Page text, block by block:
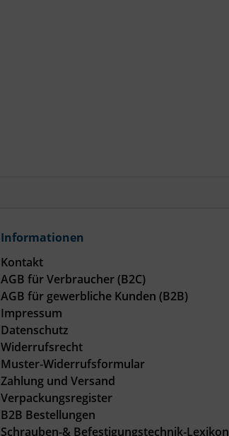
Informationen
Kontakt
AGB für Verbraucher (B2C)
AGB für gewerbliche Kunden (B2B)
Impressum
Datenschutz
Widerrufsrecht
Muster-Widerrufsformular
Zahlung und Versand
Verpackungsregister
B2B Bestellungen
Schrauben-& Befestigungstechnik-Lexikon